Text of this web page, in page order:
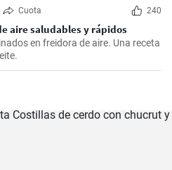
Cuota 240
aire saludables y rápidos
en freidora de aire. Una receta